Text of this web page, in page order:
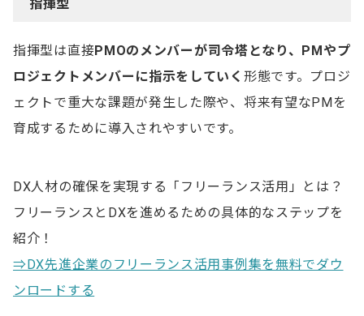
指揮型
指揮型は直接PMOのメンバーが司令塔となり、PMやプ
ロジェクトメンバーに指示をしていく 形態です。プロジ
ェクトで重大な課題が発生した際や、将来有望なPMを
育成するために導入されやすいです。
DX人材の確保を実現する「フリーランス活用」とは？
フリーランスとDXを進めるための具体的なステップを
紹介！
⇒DX先進企業のフリーランス活用事例集を無料でダウ
ンロードする